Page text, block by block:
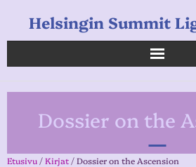
Helsingin Summit
Opetukset
Verkkokauppa
Dossier on the
Etusivu /Kirjat / Dossier on the Ascension